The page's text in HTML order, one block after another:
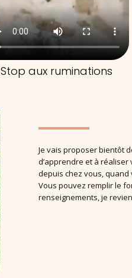
Stop aux ruminations
Je vais proposer bientôt
d’apprendre et à
depuis chez vous,
Vous pouvez remplir le
renseignements, je